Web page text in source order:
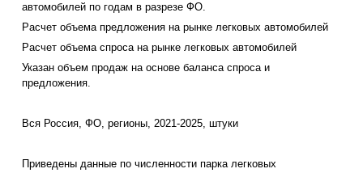
автомобилей по годам в разрезе ФО.
Расчет объема предложения на рынке легковых автомобилей
Расчет объема спроса на рынке легковых автомобилей
Указан объем продаж на основе баланса спроса и
предложения.
Вся Россия, ФО, регионы, 2021-2025, штуки
Приведены данные по численности парка легковых